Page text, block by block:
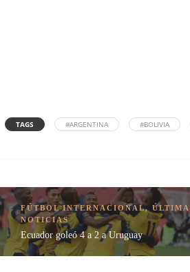
TAGS #ARGENTINA #BOLIVIA
FÚTBOL INTERNACIONAL,
NOTICIAS
Ecuador goleó 4 a 2 a Uruguay